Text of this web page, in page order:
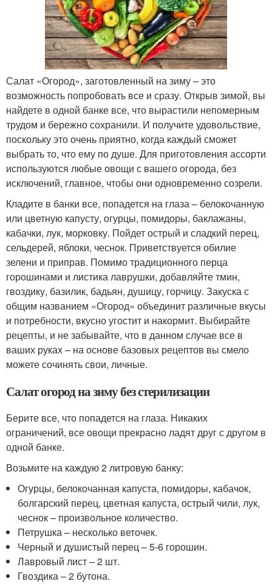
Салат «Огород», заготовленный на зиму – это
возможность попробовать все и сразу. Открыв зимой, вы
найдете в одной банке все, что вырастили непомерным
трудом и бережно сохранили. И получите удовольствие,
поскольку это очень приятно, когда каждый сможет
выбрать то, что ему по душе. Для приготовления ассорти
используются любые овощи с вашего огорода, без
исключений, главное, чтобы они одновременно созрели.
Кладите в банки все, попадется на глаза – белокочанную
или цветную капусту, огурцы, помидоры, баклажаны,
кабачки, лук, морковку. Пойдет острый и сладкий перец,
сельдерей, яблоки, чеснок. Приветствуется обилие
зелени и приправ. Помимо традиционного перца
горошинами и листика лаврушки, добавляйте тмин,
гвоздику, базилик, бадьян, душицу, горчицу. Закуска с
общим названием «Огород» объединит различные вкусы
и потребности, вкусно угостит и накормит. Выбирайте
рецепты, и не забывайте, что в данном случае все в
ваших руках – на основе базовых рецептов вы смело
можете сочинять свои, личные.
Салат огород на зиму без стерилизации
Берите все, что попадется на глаза. Никаких
ограничений, все овощи прекрасно ладят друг с другом в
одной банке.
Возьмите на каждую 2 литровую банку:
Огурцы, белокочанная капуста, помидоры, кабачок,
болгарский перец, цветная капуста, острый чили, лук,
чеснок – произвольное количество.
Петрушка – несколько веточек.
Черный и душистый перец – 5-6 горошин.
Лавровый лист – 2 шт.
Гвоздика – 2 бутона.